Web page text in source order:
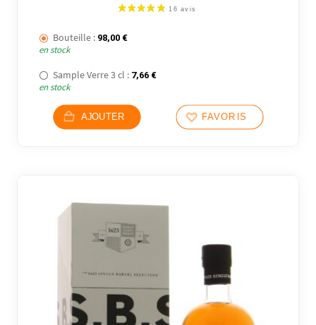
Bouteille : 98,00 €
en stock
Sample Verre 3 cl : 7,66 €
en stock
AJOUTER FAVORIS